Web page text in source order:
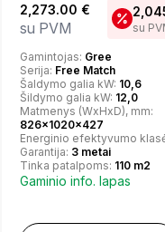
2,273.00 €
su PVM su
Gamintojas: Gree
Serija: Free Match
Šaldymo galia kW: 10,6
Šildymo galia kW: 12,0
Matmenys (WxHxD), mm:
826x1020x427
Energinio efektyvumo
Garantija: 3 metai
Tinka patalpoms: 110 m2
Gaminio info. lapas